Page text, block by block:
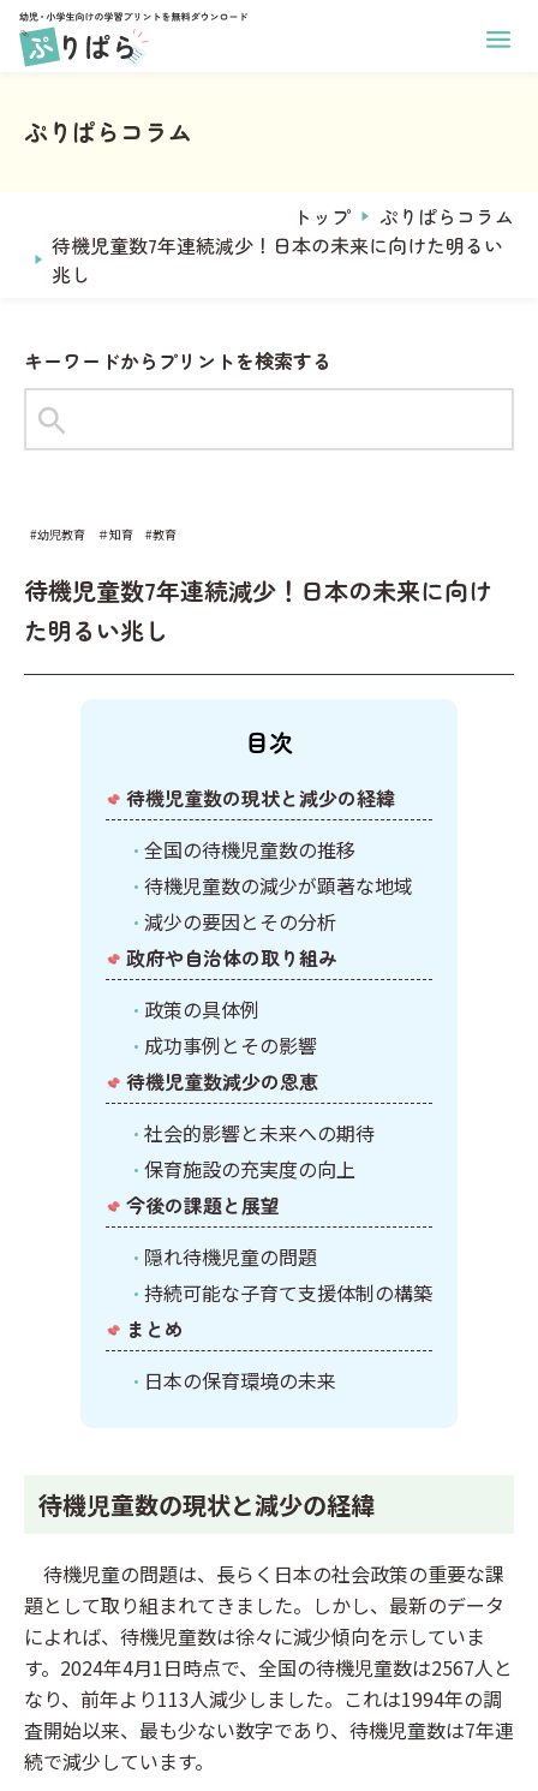
幼児向け学習プリント
あそび
まちがいさがし
学習
すうじ
習慣
計画表
イベント
クリスマス
小学生向け学習プリント
2年生
5年生
国語
算数
社会
ぷりぱらについて
コラム
サンタからのお手紙メーカー
ぷりぱらコラム
トップ
ぷりぱらコラム
待機児童数7年連続減少！日本の未来に向けた明るい
兆し
#幼児教育 ＃知育 #教育
待機児童数7年連続減少！日本の未来に向け
た明るい兆し
目次
待機児童数の現状と減少の経緯
全国の待機児童数の推移
待機児童数の減少が顕著な地域
減少の要因とその分析
政府や自治体の取り組み
政策の具体例
成功事例とその影響
待機児童数減少の恩恵
社会的影響と未来への期待
保育施設の充実度の向上
今後の課題と展望
隠れ待機児童の問題
持続可能な子育て支援体制の構築
まとめ
日本の保育環境の未来
待機児童数の現状と減少の経緯
待機児童の問題は、長らく日本の社会政策の重要な課
題として取り組まれてきました。しかし、最新のデータ
によれば、待機児童数は徐々に減少傾向を示していま
す。2024年4月1日時点で、全国の待機児童数は2567人と
なり、前年より113人減少しました。これは1994年の調
査開始以来、最も少ない数字であり、待機児童数は7年連
続で減少しています。
キーワードからプリントを検索する